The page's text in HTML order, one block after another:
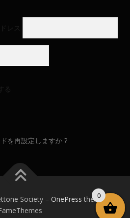
レス
る
を再設定しますか ?
Society – OnePress theme by
0